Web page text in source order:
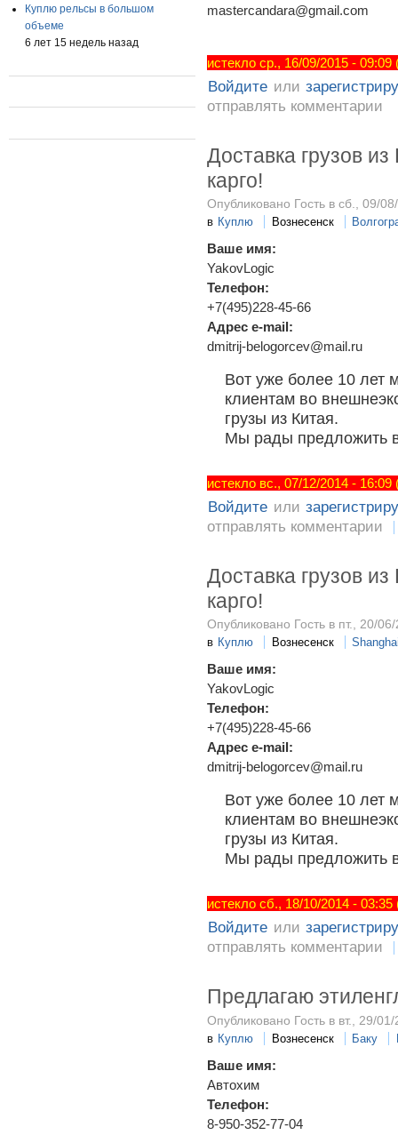
Куплю рельсы в большом
объеме
6 лет 15 недель назад
mastercandara@gmail.com
истекло ср., 16/09/2015 -
Войдите или
отправлять комментарии
Доставка грузов
карго!
Опубликовано Гость в сб., 09/
в Куплю Вознесенск
Ваше имя:
YakovLogic
Телефон:
+7(495)228-45-66
Адрес e-mail:
dmitrij-belogorcev@mail.ru
Вот уже более 10 лет
клиентам во
грузы из Китая.
Мы рады предложить
истекло вс., 07/12/2014 -
Войдите или
отправлять комментарии
Доставка грузов
карго!
Опубликовано Гость в пт., 20/
в Куплю Вознесенск
Ваше имя:
YakovLogic
Телефон:
+7(495)228-45-66
Адрес e-mail:
dmitrij-belogorcev@mail.ru
Вот уже более 10 лет
клиентам во
грузы из Китая.
Мы рады предложить
истекло сб., 18/10/2014 -
Войдите или
отправлять комментарии
Предлагаю
Опубликовано Гость в вт., 29/
в Куплю Вознесенск Баку
Ваше имя:
Автохим
Телефон:
8-950-352-77-04